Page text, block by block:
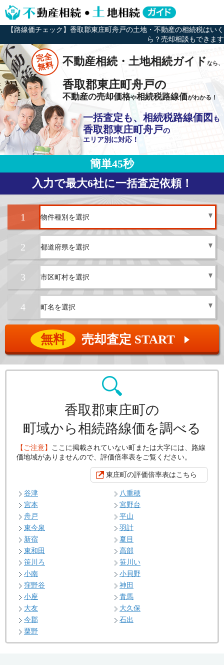
【路線価チェック】香取郡東庄町舟戸の土地・不動産の相続税はいく
ら？売却相談もできます
完全
無料 不動産相続・土地相続ガイドなら、
香取郡東庄町舟戸の
不動産の売却価格や相続税路線価がわかる！
一括査定も、相続税路線価図 も
香取郡東庄町舟戸の
エリア別に対応！
簡単45秒
入力で最大6社に一括査定依頼！
1
2
3
4
無料 売却査定 START ▲
香取郡東庄町の
町域から相続路線価を調べる
【ご注意】 ここに掲載されていない町または大字には、路線
価地域がありませんので、評価倍率表をご覧ください。
東庄町の評価倍率表はこちら
谷津
八重穂
宮本
宮野台
舟戸
平山
東今泉
羽計
新宿
夏目
東和田
高部
笹川ろ
笹川い
小南
小貝野
窪野谷
神田
小座
青馬
大友
大久保
今郡
石出
粟野